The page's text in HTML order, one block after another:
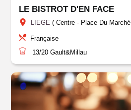
LE BISTROT D'EN FACE
LIEGE (Centre - Place Du Marché
Française
13/20 Gault&Millau